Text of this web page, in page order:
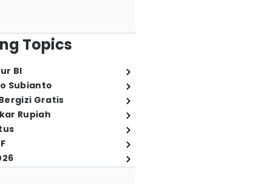
Topics
BI
Subianto
Gratis
Rupiah